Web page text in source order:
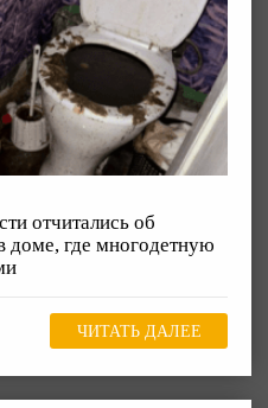
отчитались об
доме, где многодетную
ЧИТАТЬ ДАЛЕЕ